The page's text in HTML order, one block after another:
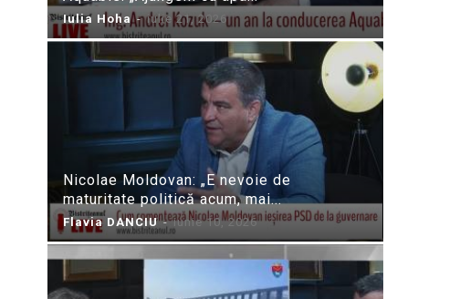
Iulia Hoha - iulie 21, 2026
Nicolae Moldovan: „E nevoie de
maturitate politică acum, mai...
Flavia DANCIU - iunie 10, 2026